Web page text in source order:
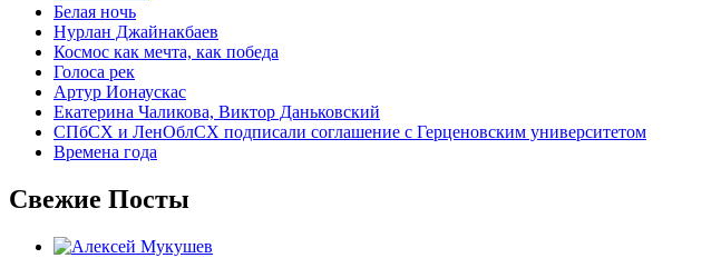
Белая ночь
Нурлан Джайнакбаев
Космос как мечта, как победа
Голоса рек
Артур Ионаускас
Екатерина Чаликова, Виктор Даньковский
СПбСХ и ЛенОблСХ подписали соглашение с Герценовским университетом
Времена года
Свежие Посты